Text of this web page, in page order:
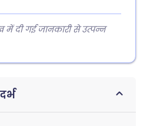
में दी गई जानकारी से उत्पन्न